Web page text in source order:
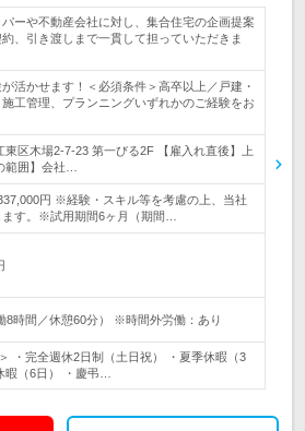
ーや不動産会社に対し、集合住宅の企画提案
、引き渡しまで一貫して担っていただきま
活かせます！＜必須条件＞高卒以上／戸建・
工管理、プランニングいずれかのご経験をお
東区木場2-7-23 第一びる2F 【雇入れ直後】上
範囲】会社…
円 ※経験・スキル等を考慮の上、当社
す。※試用期間6ヶ月（期間…
8時間／休憩60分） ※時間外労働：あり
・完全週休2日制（土日祝） ・夏季休暇（3
暇（6日） ・慶弔…